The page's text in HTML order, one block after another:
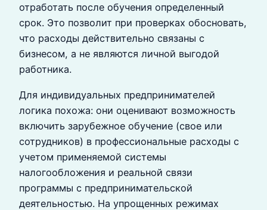
отработать после обучения определенный
срок. Это позволит при проверках обосновать,
что расходы действительно связаны с
бизнесом, а не являются личной выгодой
работника.
Для индивидуальных предпринимателей
логика похожа: они оценивают возможность
включить зарубежное обучение (свое или
сотрудников) в профессиональные расходы с
учетом применяемой системы
налогообложения и реальной связи
программы с предпринимательской
деятельностью. На упрощенных режимах